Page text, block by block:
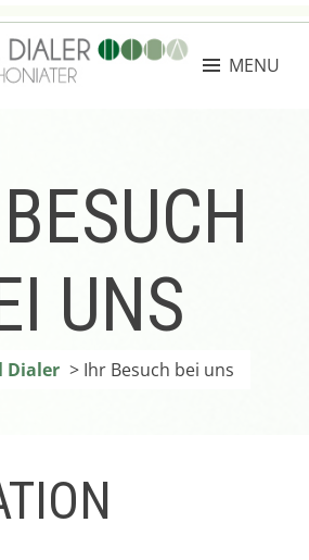
MENU
UNS
Dialer > Ihr Besuch bei uns